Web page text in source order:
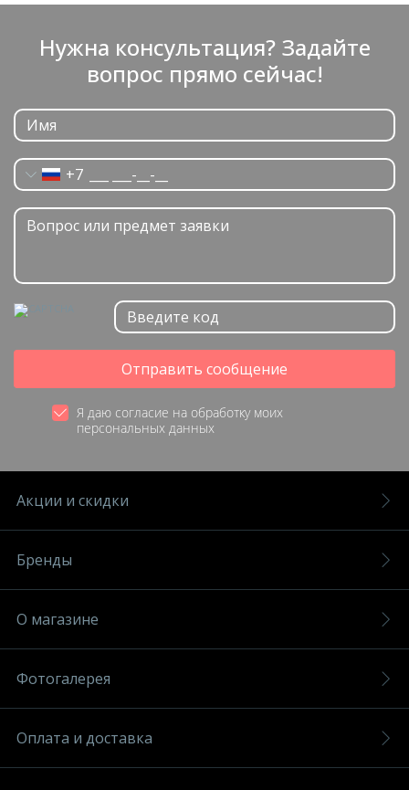
Нужна консультация? Задайте
вопрос прямо сейчас!
+7
Отправить сообщение
Я даю согласие на обработку моих
персональных данных
Акции и скидки
Бренды
О магазине
Фотогалерея
Оплата и доставка